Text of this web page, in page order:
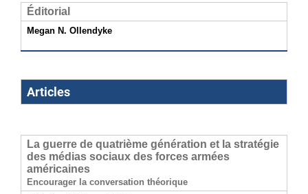
Éditorial
Megan N. Ollendyke
Articles
La guerre de quatrième génération et la stratégie
des médias sociaux des forces armées
américaines
Encourager la conversation théorique